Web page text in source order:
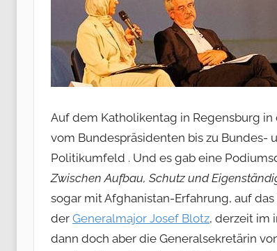
Auf dem Katholikentag in Regensburg
vom Bundespräsidenten bis zu Bundes-
Politikumfeld . Und es gab eine
Zwischen Aufbau, Schutz und
sogar mit Afghanistan-Erfahrung, auf
der Generalmajor Josef Blotz, derzeit im
dann doch aber die Generalsekretärin